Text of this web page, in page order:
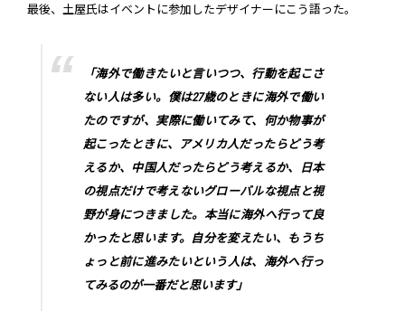
最後、土屋氏はイベントに参加したデザイナーにこう語った。
「海外で働きたいと言いつつ、行動を起こさ
ない人は多い。僕は27歳のときに海外で働い
たのですが、実際に働いてみて、何か物事が
起こったときに、アメリカ人だったらどう考
えるか、中国人だったらどう考えるか、日本
の視点だけで考えないグローバルな視点と視
野が身につきました。本当に海外へ行って良
かったと思います。自分を変えたい、もうち
ょっと前に進みたいという人は、海外へ行っ
てみるのが一番だと思います」